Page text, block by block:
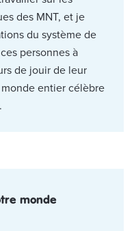
des MNT, et je
du système de
personnes à
de jouir de leur
entier célèbre
monde